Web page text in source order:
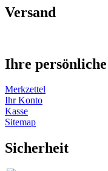
Versand
Ihre persönliche
Merkzettel
Ihr Konto
Kasse
Sitemap
Sicherheit